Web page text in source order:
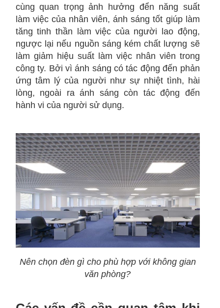
cùng quan trọng ảnh hưởng đển năng suất
làm việc của nhân viên, ánh sáng tốt giúp làm
tăng tinh thần làm việc của người lao động,
ngược lại nếu nguồn sáng kém chất lượng sẽ
làm giảm hiệu suất làm việc nhân viên trong
công ty. Bởi vì ánh sáng có tác động đến phản
ứng tâm lý của người như sự nhiệt tình, hài
lòng, ngoài ra ánh sáng còn tác động đến
hành vi của người sử dụng.
Nên chọn đèn gì cho phù hợp với không gian
văn phòng?